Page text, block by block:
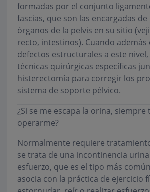
formadas por el conjunto
fascias, que son las encargadas
órganos de la pelvis en su sitio
recto, intestinos). Cuando además
defectos estructurales a este nivel,
técnicas quirúrgicas específicas
histerectomía para corregir los
sistema de soporte pélvico.
¿Si se me escapa la orina, siempre
operarme?
Normalmente requiere
se trata de una incontinencia
esfuerzo, que es el tipo más
asocia con la práctica de ejercicio